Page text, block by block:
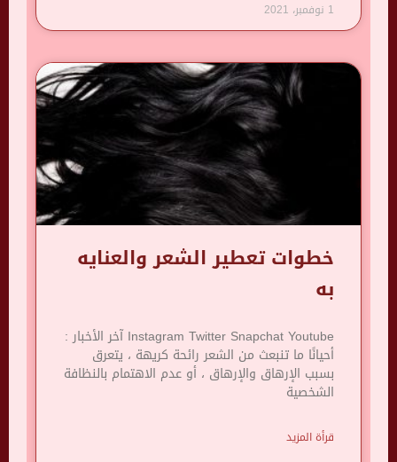
1 نوفمبر، 2021
خطوات تعطير الشعر والعنايه
به
Instagram Twitter Snapchat Youtube آخر الأخبار :
أحيانًا ما تنبعث من الشعر رائحة كريهة ، يتعرق
بسبب الإرهاق والإرهاق ، أو عدم الاهتمام بالنظافة
الشخصية
قرأة المزيد